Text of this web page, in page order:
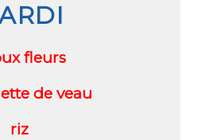
fleurs
de veau
riz